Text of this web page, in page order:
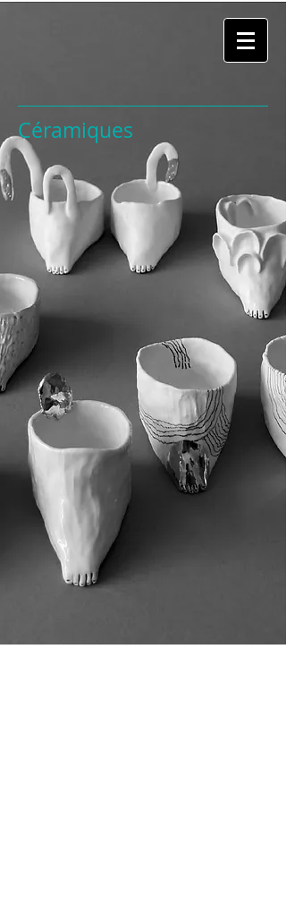
Céramiques